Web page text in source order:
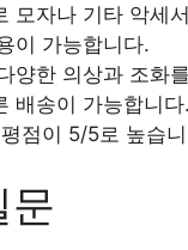
모자나 기타 악세
이 가능합니다.
양한 의상과 조화
배송이 가능합니다.
점이 5/5로 높습
문